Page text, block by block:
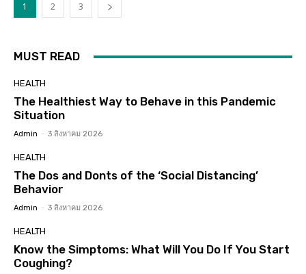
1 2 3
MUST READ
HEALTH
The Healthiest Way to Behave in this Pandemic
Situation
Admin - 3 สิงหาคม 2026
HEALTH
The Dos and Donts of the ‘Social Distancing’
Behavior
Admin - 3 สิงหาคม 2026
HEALTH
Know the Simptoms: What Will You Do If You Start
Coughing?